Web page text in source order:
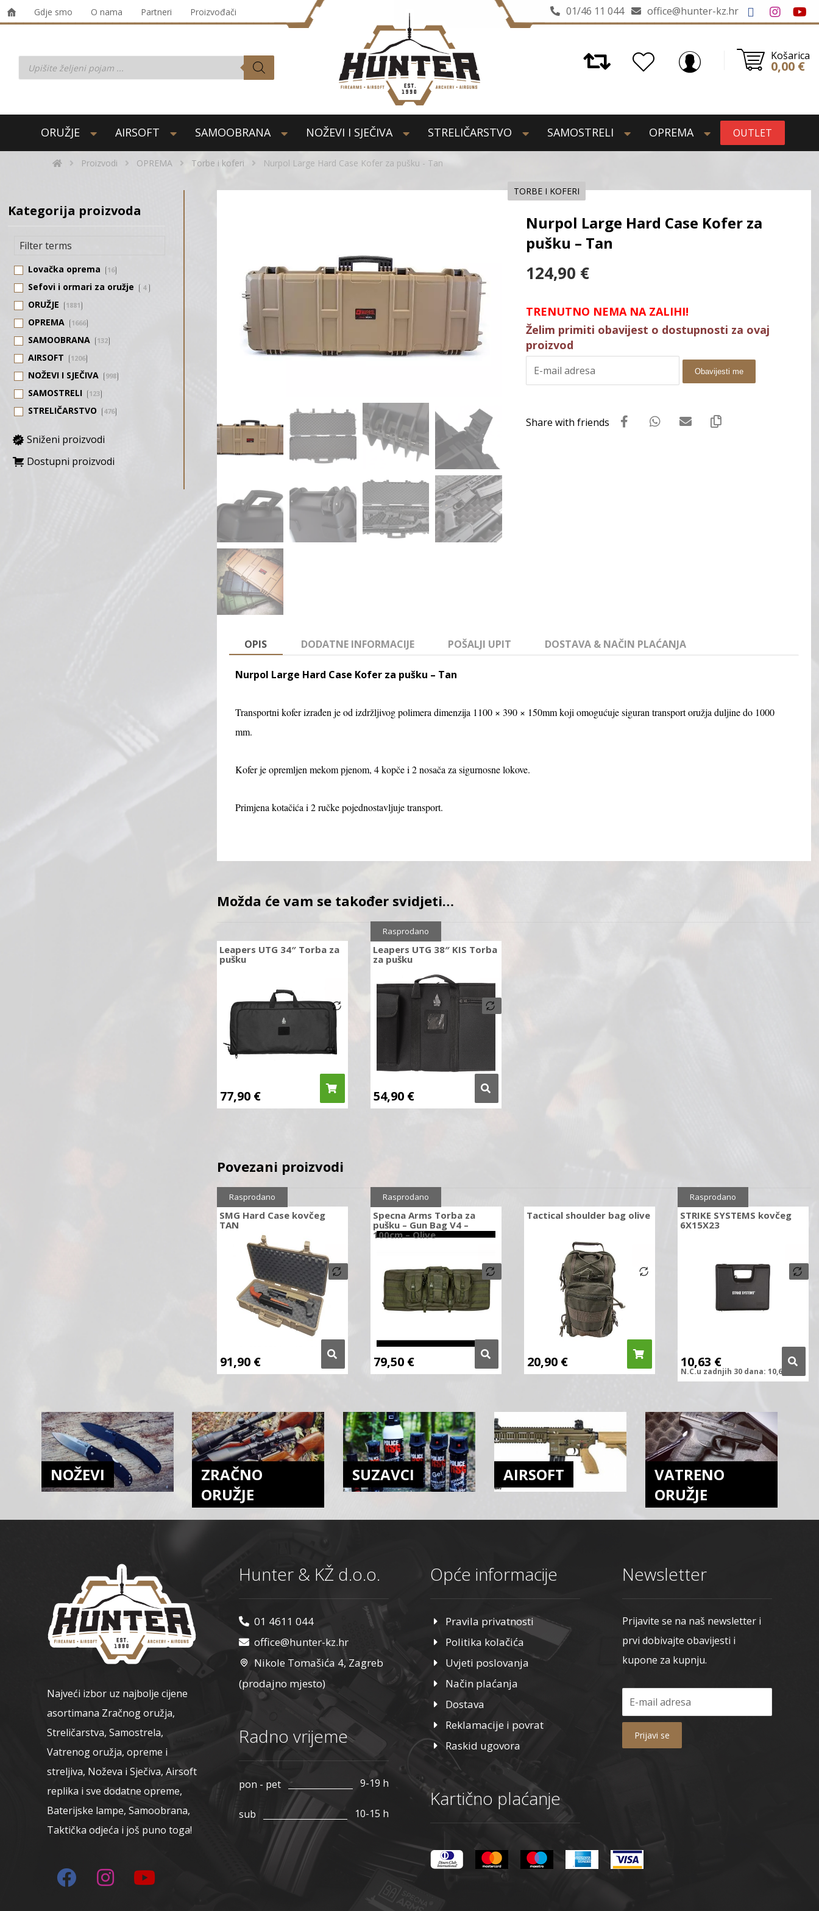
Gdje smo O nama Partneri Proizvođači office@hunter-kz.hr
01/46 11 044
Košarica
0,00 €
ORUŽJE AIRSOFT SAMOOBRANA NOŽEVI I SJEČIVA STRELIČARSTVO SAMOSTRELI OPREMA OUTLET
Proizvodi OPREMA Torbe i koferi Nurpol Large Hard Case Kofer za pušku - Tan
TORBE I KOFERI
Nurpol Large Hard Case Kofer za
pušku – Tan
124,90 €
TRENUTNO NEMA NA ZALIHI!
Želim primiti obavijest o dostupnosti za ovaj
proizvod
Obavijesti me
OPIS DODATNE INFORMACIJE POŠALJI UPIT DOSTAVA & NAČIN PLAĆANJA
Nurpol Large Hard Case Kofer za pušku – Tan
Transportni kofer izrađen je od izdržljivog polimera dimenzija 1100 × 390 × 150mm koji omogućuje siguran transport oružja duljine do 1000
mm.
Kofer je opremljen mekom pjenom, 4 kopče i 2 nosača za sigurnosne lokove.
Primjena kotačića i 2 ručke pojednostavljuje transport.
Možda će vam se također svidjeti…
Leapers UTG 34″ Torba za
pušku
77,90 €
Leapers UTG 38″ KIS Torba
za pušku
54,90 €
Rasprodano
Povezani proizvodi
SMG Hard Case kovčeg
TAN
91,90 €
Rasprodano
Specna Arms Torba za
pušku – Gun Bag V4 –
100cm – Olive
79,50 €
Rasprodano
Tactical shoulder bag olive
20,90 €
Sniženo 10%
STRIKE SYSTEMS kovčeg
6X15X23
10,63 €
N.C.u zadnjih 30 dana: 10,63
Rasprodano
Kategorija proizvoda
Lovačka oprema 16
Sefovi i ormari za oružje 4
ORUŽJE 1881
OPREMA 1666
SAMOOBRANA 132
AIRSOFT 1206
NOŽEVI I SJEČIVA 998
SAMOSTRELI 123
STRELIČARSTVO 476
Sniženi proizvodi
Dostupni proizvodi
NOŽEVI
ZRAČNO
ORUŽJE
SUZAVCI AIRSOFT
VATRENO
ORUŽJE
Najveći izbor uz najbolje cijene
asortimana Zračnog oružja,
Streličarstva, Samostrela,
Vatrenog oružja, opreme i
streljiva, Noževa i Sječiva, Airsoft
replika i sve dodatne opreme,
Baterijske lampe, Samoobrana,
Taktička odjeća i još puno toga!
Hunter & KŽ d.o.o.
01 4611 044
office@hunter-kz.hr
Nikole Tomašića 4, Zagreb
(prodajno mjesto)
Radno vrijeme
pon - pet 9-19 h
sub 10-15 h
Opće informacije
Pravila privatnosti
Politika kolačića
Uvjeti poslovanja
Način plaćanja
Dostava
Reklamacije i povrat
Raskid ugovora
Kartično plaćanje
Newsletter
Prijavite se na naš newsletter i
prvi dobivajte obavijesti i
kupone za kupnju.
Prijavi se